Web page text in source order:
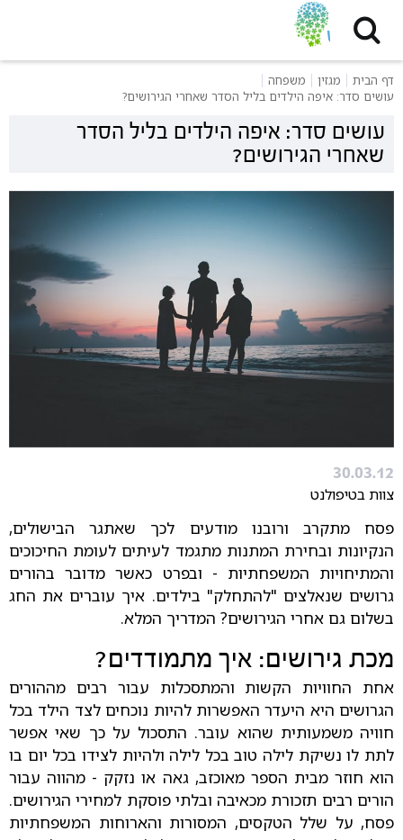
דף הבית מגזין
משפחה
עושים סדר: איפה הילדים בליל הסדר שאחרי הגירושים?
עושים סדר: איפה הילדים בליל הסדר
שאחרי הגירושים?
30.03.12
צוות בטיפולנט
פסח מתקרב ורובנו מודעים לכך שאתגר הבישולים,
הנקיונות ובחירת המתנות מתגמד לעיתים לעומת החיכוכים
והמתיחויות המשפחתיות - ובפרט כאשר מדובר בהורים
גרושים שנאלצים "להתחלק" בילדים. איך עוברים את החג
בשלום גם אחרי הגירושים? המדריך המלא.
מכת גירושים: איך מתמודדים?
אחת החוויות הקשות והמתסכלות עבור רבים מההורים
הגרושים היא היעדר האפשרות להיות נוכחים לצד הילד בכל
חוויה משמעותית שהוא עובר. התסכול על כך שאי אפשר
לתת לו נשיקת לילה טוב בכל לילה ולהיות לצידו בכל יום בו
הוא חוזר מבית הספר מאוכזב, גאה או נזקק - מהווה עבור
הורים רבים תזכורת מכאיבה ובלתי פוסקת למחירי הגירושים.
פסח, על שלל הטקסים, המסורות והארוחות המשפחתיות